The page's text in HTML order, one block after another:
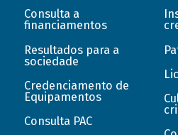
Consulta a
financiamentos
Resultados para a
sociedade
Credenciamento de
Equipamentos
Consulta PAC